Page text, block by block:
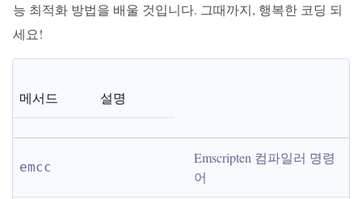
능 최적화 방법을 배울 것입니다. 그때까지, 행복한 코딩 되
세요!
메서드 설명
emcc
Emscripten 컴파일러 명령
어